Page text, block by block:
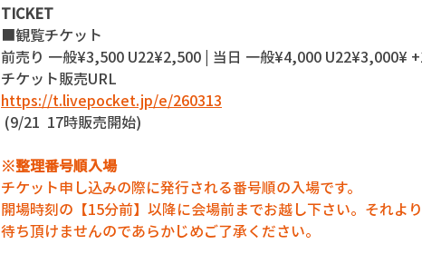
TICKET
■観覧チケット
前売り 一般¥3,500 U22¥2,500 | 当日 一般¥4,000 U22¥3,000¥
チケット販売URL
https://t.livepocket.jp/e/260313
(9/21  17時販売開始)
※整理番号順入場
チケット申し込みの際に発行される番号順の入場です。
開場時刻の【15分前】以降に会場前までお越し下さい。それよ
待ち頂けませんのであらかじめご了承ください。